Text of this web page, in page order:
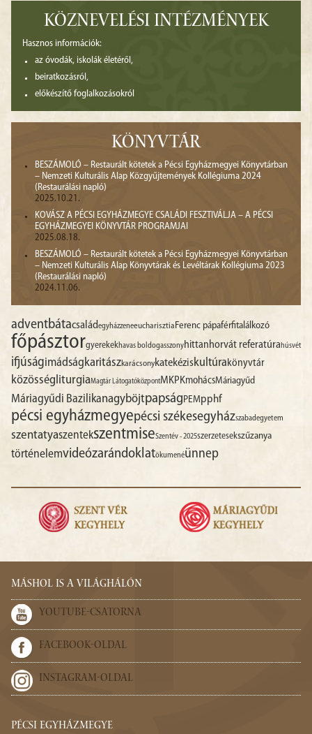
KÖZNEVELÉSI INTÉZMÉNYEK
Hasznos információk:
az óvodák, iskolák életéről,
beiratkozásról,
előkészítő foglalkozásokról
KÖNYVTÁR
BESZÁMOLÓ – Restaurált kötetek a Pécsi Egyházmegyei Könyvtárban
– Nemzeti Kulturális Alap Közgyűjtemények Kollégiuma 2024
(Restaurálási napló)
2025.10.21.
KOVÁSZ A PÉCSI EGYHÁZMEGYE CSALÁDI FESZTIVÁLJA – A PÉCSI
EGYHÁZMEGYEI KÖNYVTÁR PROGRAMJAI
2025.08.18.
BESZÁMOLÓ – Restaurált kötetek a Pécsi Egyházmegyei Könyvtárban
– Nemzeti Kulturális Alap Könyvtárak és Levéltárak Kollégiuma 2023
(Restaurálási napló)
2024.11.06.
adventbátacsaládegyházzeneeucharisztiaFerenc pápaférfitalálkozó
főpásztorgyerekekhavas boldogasszonyhittanhorvát referatúrahúsvét
ifjúságimádságkaritászkarácsonykatekéziskultúrakönyvtár
közösségliturgiaMagtár LátogatóközpontMKPKmohácsMáriagyűd
Máriagyűdi BazilikanagyböjtpapságPEMpphf
pécsi egyházmegyepécsi székesegyházszabadegyetem
szentatyaszentekszentmiseSzentév - 2025szerzetesekszűzanya
történelemvideózarándoklatökumenéünnep
MÁSHOL IS A VILÁGHÁLÓN
YOUTUBE-CSATORNA
FACEBOOK-OLDAL
INSTAGRAM-OLDAL
PÉCSI EGYHÁZMEGYE